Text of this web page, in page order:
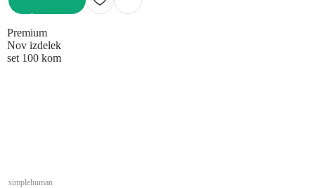
Premium
Nov izdelek
set 100 kom
simplehuman